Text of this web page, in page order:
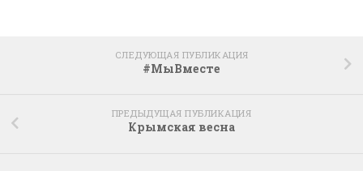
СЛЕДУЮЩАЯ ПУБЛИКАЦИЯ
#МыВместе
ПРЕДЫДУЩАЯ ПУБЛИКАЦИЯ
Крымская весна